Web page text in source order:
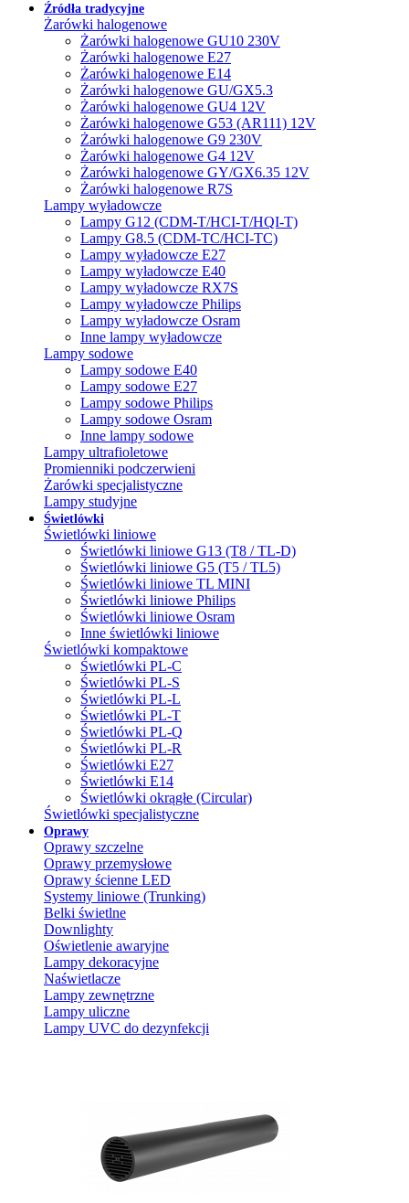
Źródła tradycyjne
Żarówki halogenowe
Żarówki halogenowe GU10 230V
Żarówki halogenowe E27
Żarówki halogenowe E14
Żarówki halogenowe GU/GX5.3
Żarówki halogenowe GU4 12V
Żarówki halogenowe G53 (AR111) 12V
Żarówki halogenowe G9 230V
Żarówki halogenowe G4 12V
Żarówki halogenowe GY/GX6.35 12V
Żarówki halogenowe R7S
Lampy wyładowcze
Lampy G12 (CDM-T/HCI-T/HQI-T)
Lampy G8.5 (CDM-TC/HCI-TC)
Lampy wyładowcze E27
Lampy wyładowcze E40
Lampy wyładowcze RX7S
Lampy wyładowcze Philips
Lampy wyładowcze Osram
Inne lampy wyładowcze
Lampy sodowe
Lampy sodowe E40
Lampy sodowe E27
Lampy sodowe Philips
Lampy sodowe Osram
Inne lampy sodowe
Lampy ultrafioletowe
Promienniki podczerwieni
Żarówki specjalistyczne
Lampy studyjne
Świetlówki
Świetlówki liniowe
Świetlówki liniowe G13 (T8 / TL-D)
Świetlówki liniowe G5 (T5 / TL5)
Świetlówki liniowe TL MINI
Świetlówki liniowe Philips
Świetlówki liniowe Osram
Inne świetlówki liniowe
Świetlówki kompaktowe
Świetlówki PL-C
Świetlówki PL-S
Świetlówki PL-L
Świetlówki PL-T
Świetlówki PL-Q
Świetlówki PL-R
Świetlówki E27
Świetlówki E14
Świetlówki okrągłe (Circular)
Świetlówki specjalistyczne
Oprawy
Oprawy szczelne
Oprawy przemysłowe
Oprawy ścienne LED
Systemy liniowe (Trunking)
Belki świetlne
Downlighty
Oświetlenie awaryjne
Lampy dekoracyjne
Naświetlacze
Lampy zewnętrzne
Lampy uliczne
Lampy UVC do dezynfekcji